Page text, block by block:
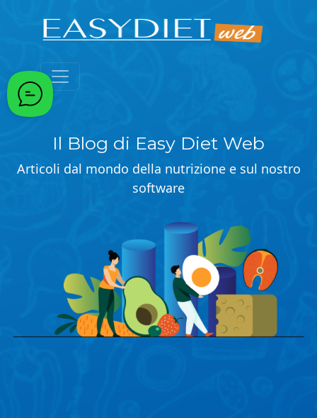
Il Blog di Easy Diet Web
Articoli dal mondo della nutrizione e sul nostro
software